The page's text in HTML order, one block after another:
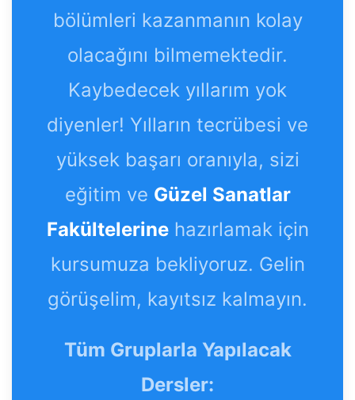
bölümleri kazanmanın kolay
olacağını bilmemektedir.
Kaybedecek yıllarım yok
diyenler! Yılların tecrübesi ve
yüksek başarı oranıyla, sizi
eğitim ve Güzel Sanatlar
Fakültelerinehazırlamak için
kursumuza bekliyoruz. Gelin
görüşelim, kayıtsız kalmayın.
Tüm Gruplarla Yapılacak
Dersler: